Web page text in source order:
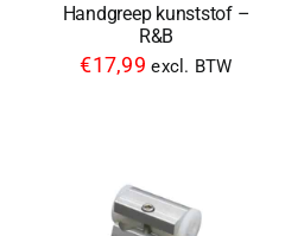
Handgreep kunststof –
R&B
€17,99 excl. BTW